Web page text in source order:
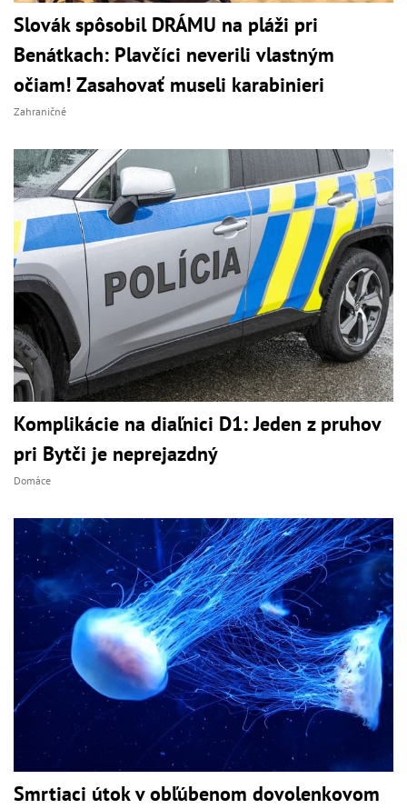
Slovák spôsobil DRÁMU na pláži pri
Benátkach: Plavčíci neverili vlastným
očiam! Zasahovať museli karabinieri
Zahraničné
Komplikácie na diaľnici D1: Jeden z pruhov
pri Bytči je neprejazdný
Domáce
Smrtiaci útok v obľúbenom dovolenkovom